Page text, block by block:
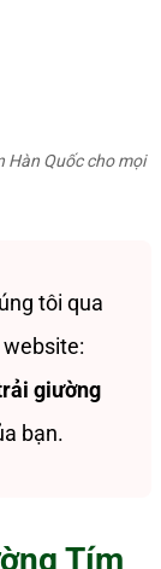
Hàn Quốc cho mọi
tôi qua
giường
bạn.
Tím